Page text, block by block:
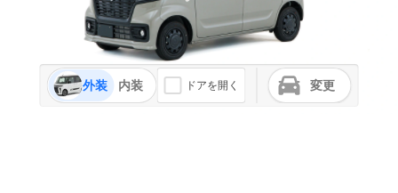
外装 内装 ドアを開く 変更